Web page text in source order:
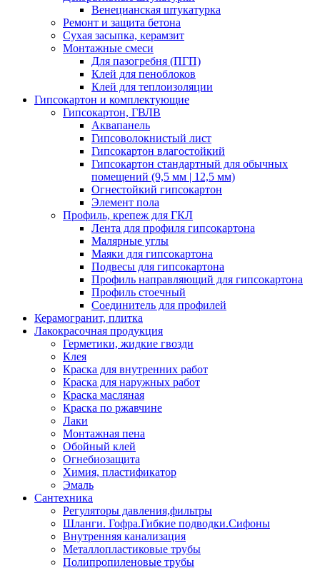
Венецианская штукатурка
Ремонт и защита бетона
Сухая засыпка, керамзит
Монтажные смеси
Для пазогребня (ПГП)
Клей для пеноблоков
Клей для теплоизоляции
Гипсокартон и комплектующие
Гипсокартон, ГВЛВ
Аквапанель
Гипсоволокнистый лист
Гипсокартон влагостойкий
Гипсокартон стандартный для обычных
помещений (9,5 мм | 12,5 мм)
Огнестойкий гипсокартон
Элемент пола
Профиль, крепеж для ГКЛ
Лента для профиля гипсокартона
Малярные углы
Маяки для гипсокартона
Подвесы для гипсокартона
Профиль направляющий для гипсокартона
Профиль стоечный
Соединитель для профилей
Керамогранит, плитка
Лакокрасочная продукция
Герметики, жидкие гвозди
Клея
Краска для внутренних работ
Краска для наружных работ
Краска масляная
Краска по ржавчине
Лаки
Монтажная пена
Обойный клей
Огнебиозащита
Химия, пластификатор
Эмаль
Сантехника
Регуляторы давления,фильтры
Шланги. Гофра.Гибкие подводки.Сифоны
Внутренняя канализация
Металлопластиковые трубы
Полипропиленовые трубы